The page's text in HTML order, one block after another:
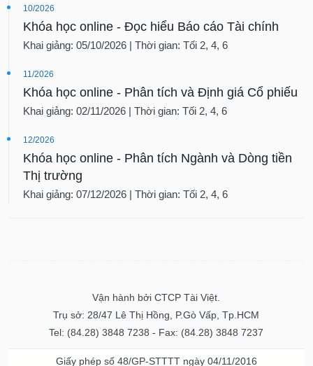
10/2026
Khóa học online - Đọc hiểu Báo cáo Tài chính
Khai giảng: 05/10/2026 | Thời gian: Tối 2, 4, 6
11/2026
Khóa học online - Phân tích và Định giá Cổ phiếu
Khai giảng: 02/11/2026 | Thời gian: Tối 2, 4, 6
12/2026
Khóa học online - Phân tích Ngành và Dòng tiền
Thị trường
Khai giảng: 07/12/2026 | Thời gian: Tối 2, 4, 6
Vận hành bởi CTCP Tài Việt.
Trụ sở: 28/47 Lê Thị Hồng, P.Gò Vấp, Tp.HCM
Tel: (84.28) 3848 7238 - Fax: (84.28) 3848 7237
Giấy phép số 48/GP-STTTT ngày 04/11/2016
DỊCH
TRUYỀN
THÔNG
TIỆN
ÍCH